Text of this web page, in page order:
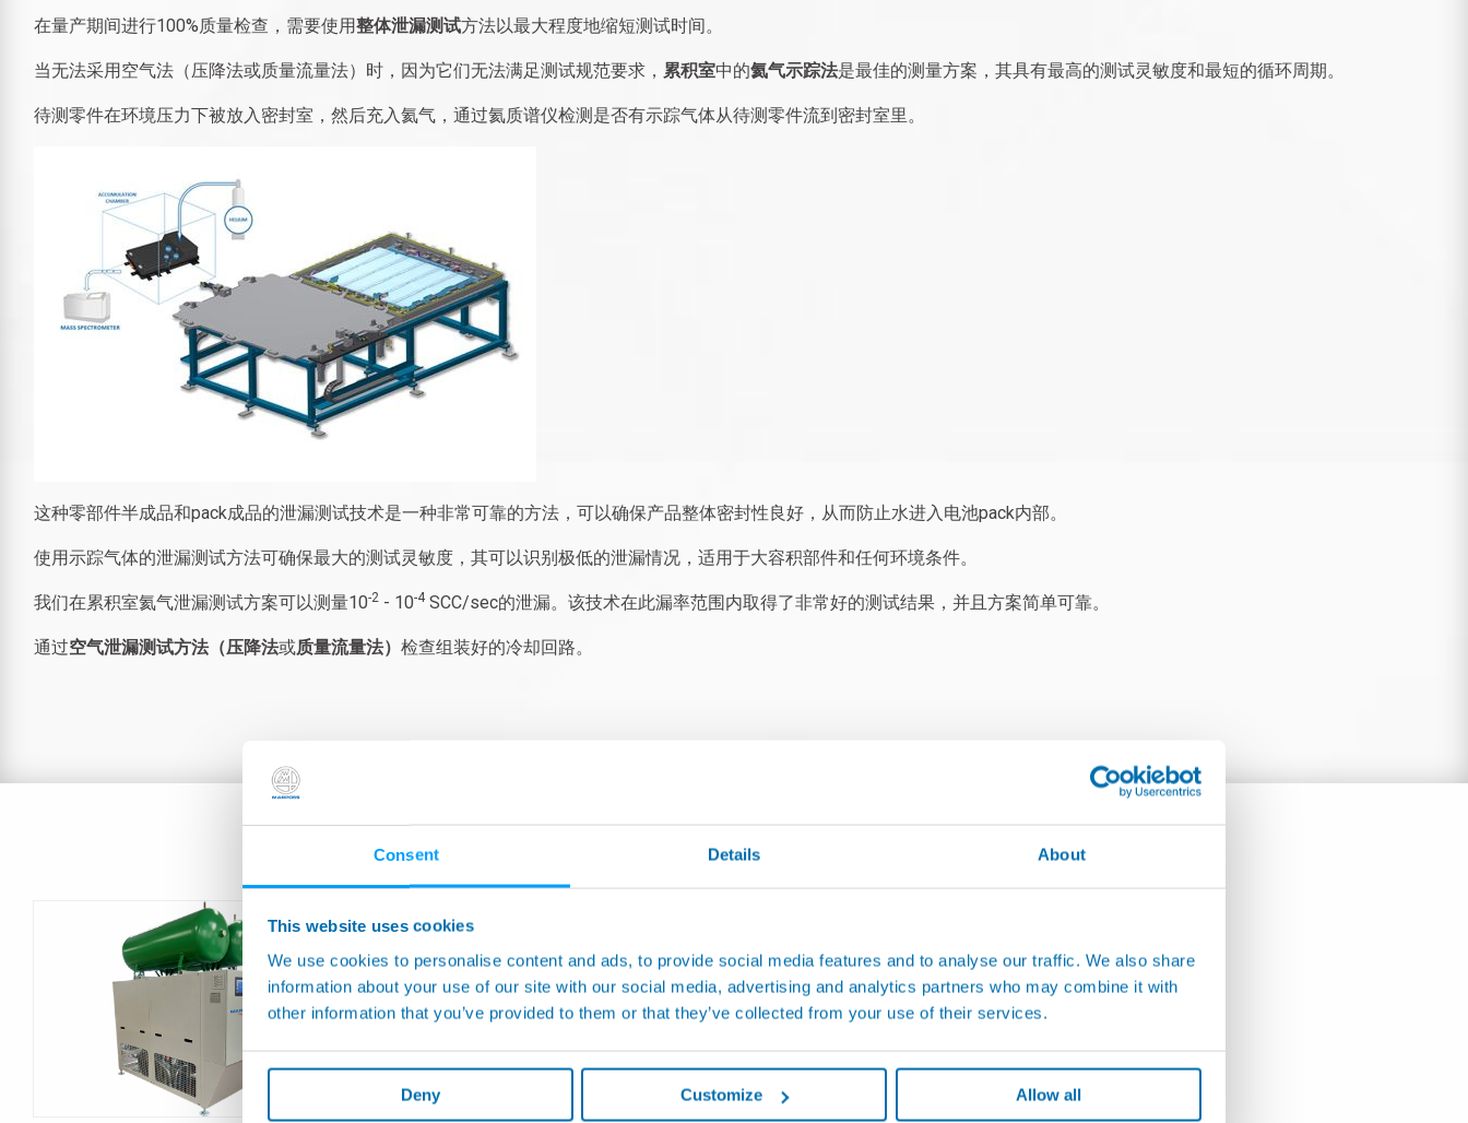
Consent Details About
This website uses cookies
We use cookies to personalise content and ads, to provide social media features and to analyse our traffic. We also share
information about your use of our site with our social media, advertising and analytics partners who may combine it with
other information that you’ve provided to them or that they’ve collected from your use of their services.
Deny Customize Allow all
在量产期间进行100%质量检查，需要使用整体泄漏测试方法以最大程度地缩短测试时间。
当无法采用空气法（压降法或质量流量法）时，因为它们无法满足测试规范要求， 累积室中的氦气示踪法是最佳的测量方案，其具有最高的测试灵敏度和最短的循环周期。
待测零件在环境压力下被放入密封室，然后充入氦气，通过氦质谱仪检测是否有示踪气体从待测零件流到密封室里。
这种零部件半成品和pack成品的泄漏测试技术是一种非常可靠的方法，可以确保产品整体密封性良好，从而防止水进入电池pack内部。
使用示踪气体的泄漏测试方法可确保最大的测试灵敏度，其可以识别极低的泄漏情况，适用于大容积部件和任何环境条件。
我们在累积室氦气泄漏测试方案可以测量10-2 - 10-4SCC/sec的泄漏。该技术在此漏率范围内取得了非常好的测试结果，并且方案简单可靠。
通过空气泄漏测试方法（压降法或质量流量法） 检查组装好的冷却回路。